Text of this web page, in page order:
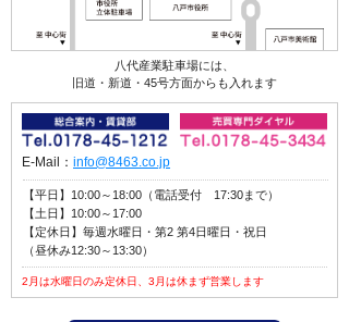
八代産業駐車場には、
旧道・新道・45号方面からも入れます
E-Mail： info@8463.co.jp
【平日】10:00～18:00（電話受付 17:30まで）
【土日】10:00～17:00
【定休日】毎週水曜日・第2 第4日曜日・祝日
（昼休み12:30～13:30）
2月は水曜日のみ定休日、3月は休まず営業します